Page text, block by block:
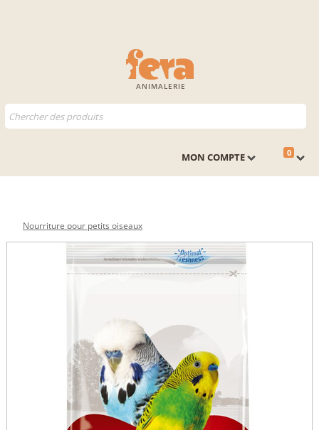
ANIMALERIE
0
MON COMPTE
Nourriture pour petits oiseaux